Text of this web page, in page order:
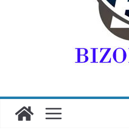
ไทย” เฟ้นห
Soft Power
BEDO เดิน
“BIO
ผลิตภัณฑ์ท้อง
อย่างยั่งยืน